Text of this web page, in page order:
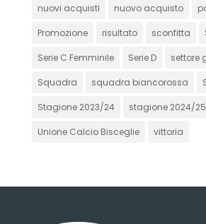
nuovi acquisti nuovo acquisto
Promozione risultato sconfitta
Serie C Femminile Serie D settore
Squadra squadra biancorossa
Stagione 2023/24 stagione 2024/25
Unione Calcio Bisceglie vittoria